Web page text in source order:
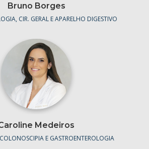
Bruno Borges
CIR. GERAL E APARELHO DIGESTIVO
Medeiros
E GASTROENTEROLOGIA